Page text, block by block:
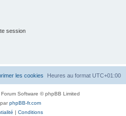
session
Heures au format UTC+01:00
les cookies
Software © phpBB Limited
phpBB-fr.com
| Conditions